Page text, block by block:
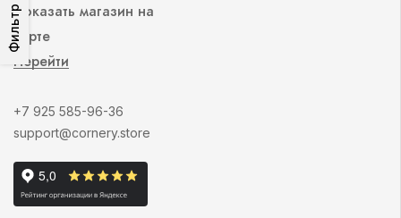
ФильтрПоказать магазин на
карте
Перейти
+7 925 585-96-36
support@cornery.store